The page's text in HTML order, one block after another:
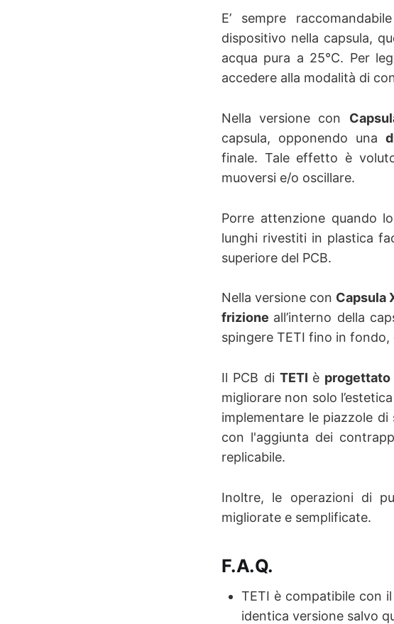
E’ sempre
dispositivo nella capsula,
acqua pura a 25°C. Per
accedere alla modalità di
Nella versione con
capsula, opponendo una
finale. Tale effetto è
muoversi e/o oscillare.
Porre attenzione quando
lunghi rivestiti in plastica
superiore del PCB.
Nella versione con Capsula
frizione all’interno della
spingere TETI fino in fondo,
Il PCB di TETI è progettato
migliorare non solo
implementare le piazzole
con l'aggiunta dei
replicabile.
Inoltre, le operazioni di
migliorate e semplificate.
F.A.Q.
TETI è compatibile con
identica versione salvo